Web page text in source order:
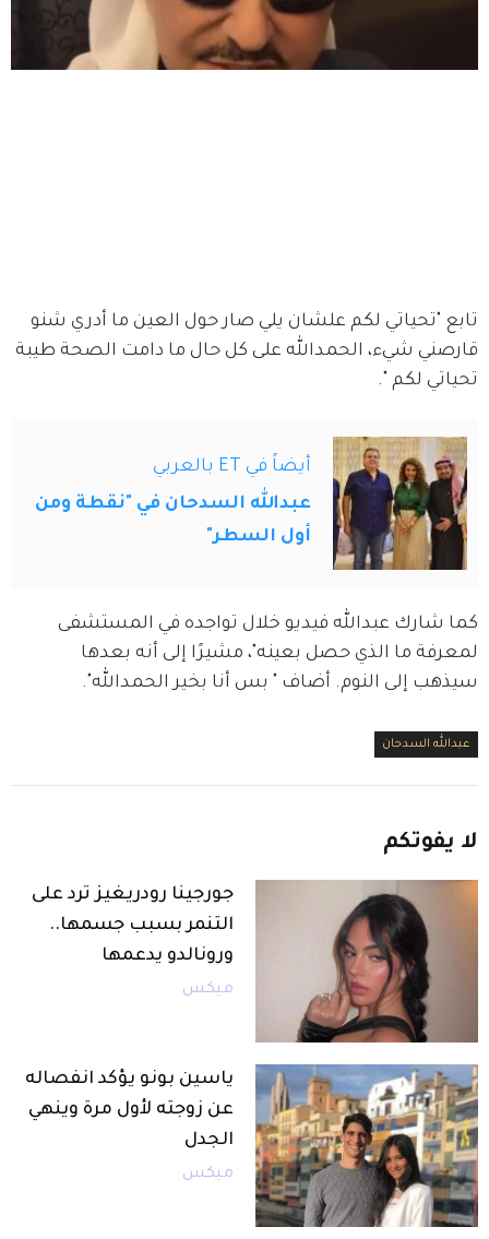
تابع "تحياتي لكم علشان يلي صار حول العين ما أدري شنو
قارصني شيء، الحمدالله على كل حال ما دامت الصحة طيبة
تحياتي لكم ".
أيضاً في ET بالعربي
عبدالله السدحان في "نقطة ومن
أول السطر"
كما شارك عبدالله فيديو خلال تواجده في المستشفى
لمعرفة ما الذي حصل بعينه"، مشيرًا إلى أنه بعدها
سيذهب إلى النوم. أضاف " بس أنا بخير الحمدالله".
عبدالله السدحان
لا يفوتكم
جورجينا رودريغيز ترد على
التنمر بسبب جسمها..
ورونالدو يدعمها
ميكس
ياسين بونو يؤكد انفصاله
عن زوجته لأول مرة وينهي
الجدل
ميكس